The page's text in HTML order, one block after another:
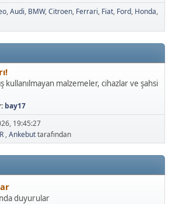
Audi BMW Citroen Ferrari Fiat Ford Honda
kullanılmayan malzemeler, cihazlar ve şahsi
bay17
19:45:27
,Ankebuttarafından
duyurular